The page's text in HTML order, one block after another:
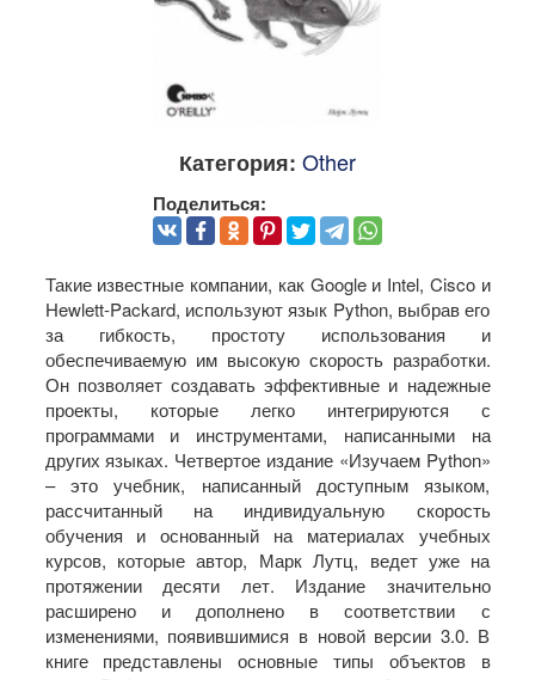
Категория: Other
Поделиться:
Такие известные компании, как Google и Intel, Cisco и
Hewlett-Packard, используют язык Python, выбрав его
за гибкость, простоту использования и
обеспечиваемую им высокую скорость разработки.
Он позволяет создавать эффективные и надежные
проекты, которые легко интегрируются с
программами и инструментами, написанными на
других языках. Четвертое издание «Изучаем Python»
– это учебник, написанный доступным языком,
рассчитанный на индивидуальную скорость
обучения и основанный на материалах учебных
курсов, которые автор, Марк Лутц, ведет уже на
протяжении десяти лет. Издание значительно
расширено и дополнено в соответствии с
изменениями, появившимися в новой версии 3.0. В
книге представлены основные типы объектов в